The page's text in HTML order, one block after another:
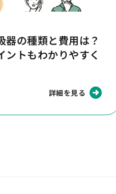
器の種類と費用は？
ントもわかりやすく
詳細を見る